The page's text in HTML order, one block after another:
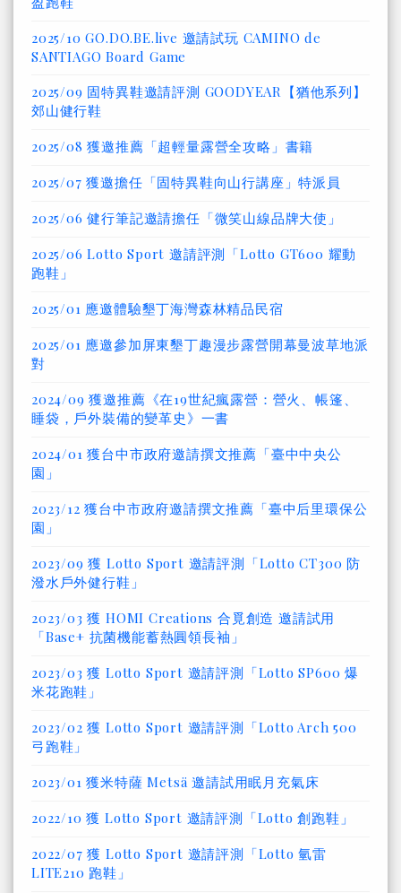
2025/10 GO.DO.BE.live 邀請試玩 CAMINO de
SANTIAGO Board Game
2025/09 固特異鞋邀請評測 GOODYEAR【猶他系列】
郊山健行鞋
2025/08 獲邀推薦「超輕量露營全攻略」書籍
2025/07 獲邀擔任「固特異鞋向山行講座」特派員
2025/06 健行筆記邀請擔任「微笑山線品牌大使」
2025/06 Lotto Sport 邀請評測「Lotto GT600 耀動
跑鞋」
2025/01 應邀體驗墾丁海灣森林精品民宿
2025/01 應邀參加屏東墾丁趣漫步露營開幕曼波草地派
對
2024/09 獲邀推薦《在19世紀瘋露營：營火、帳篷、
睡袋，戶外裝備的變革史》一書
2024/01 獲台中市政府邀請撰文推薦「臺中中央公
園」
2023/12 獲台中市政府邀請撰文推薦「臺中后里環保公
園」
2023/09 獲 Lotto Sport 邀請評測「Lotto CT300 防
潑水戶外健行鞋」
2023/03 獲 HOMI Creations 合覓創造 邀請試用
「Base+ 抗菌機能蓄熱圓領長袖」
2023/03 獲 Lotto Sport 邀請評測「Lotto SP600 爆
米花跑鞋」
2023/02 獲 Lotto Sport 邀請評測「Lotto Arch 500
弓跑鞋」
2023/01 獲米特薩 Metsä 邀請試用眠月充氣床
2022/10 獲 Lotto Sport 邀請評測「Lotto 創跑鞋」
2022/07 獲 Lotto Sport 邀請評測「Lotto 氫雷
LITE210 跑鞋」